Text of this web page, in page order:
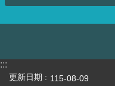
:::
更新日期
115-08-09